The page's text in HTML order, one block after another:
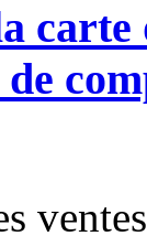
carte